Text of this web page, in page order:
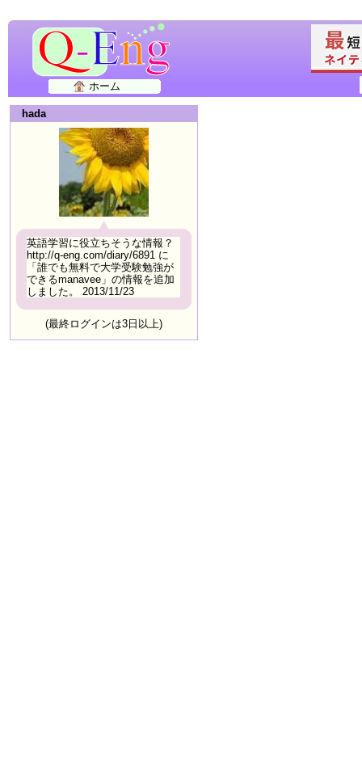
ホーム
hada
英語学習に役立ちそうな情報？
http://q-eng.com/diary/6891 に
「誰でも無料で大学受験勉強が
できるmanavee」の情報を追加
しました。 2013/11/23
(最終ログインは3日以上)